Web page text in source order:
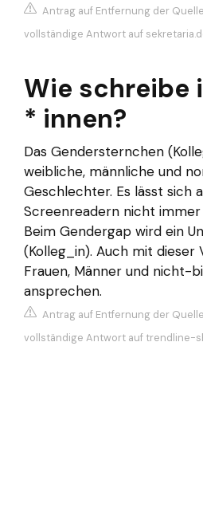
Antrag auf Entfernung der Quelle
vollständige Antwort auf
Wie schreibe
* innen?
Das Gendersternchen
weibliche, männliche und
Geschlechter. Es lässt sich
Screenreadern nicht
Beim Gendergap wird ein
(Kolleg_in). Auch mit dieser
Frauen, Männer und nicht-
ansprechen.
Antrag auf Entfernung der Quelle
vollständige Antwort auf trendline-